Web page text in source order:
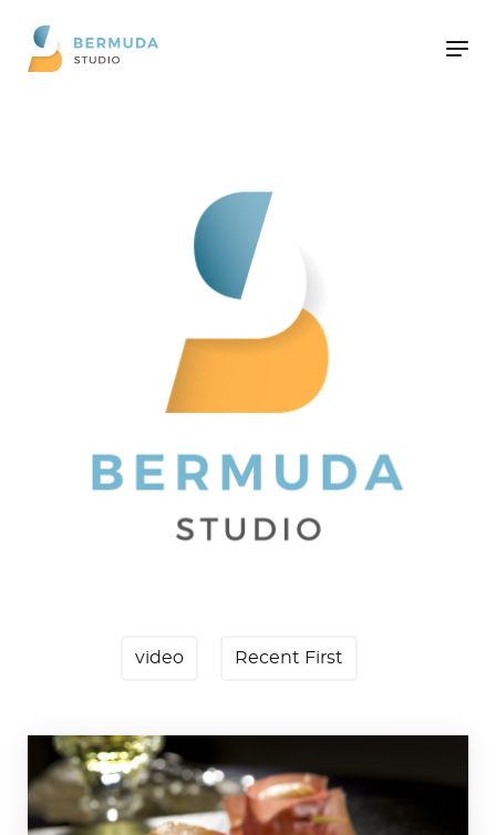
video Recent First